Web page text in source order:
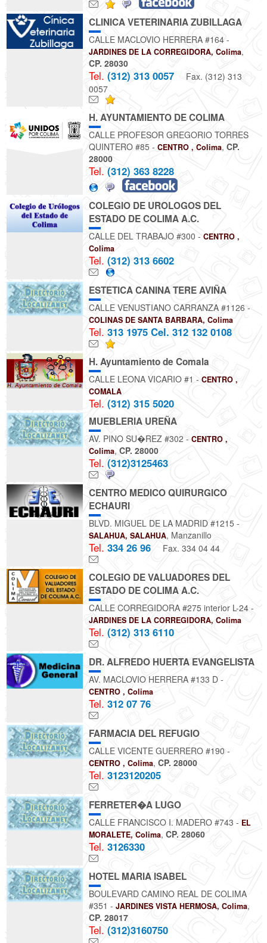
CLINICA VETERINARIA ZUBILLAGA
CALLE MACLOVIO HERRERA #164 -
JARDINES DE LA CORREGIDORA, Colima,
CP. 28030
Tel. (312) 313 0057 Fax. (312) 313
0057
H. AYUNTAMIENTO DE COLIMA
CALLE PROFESOR GREGORIO TORRES
QUINTERO #85 - CENTRO , Colima, CP.
28000
Tel. (312) 363 8228
COLEGIO DE UROLOGOS DEL
ESTADO DE COLIMA A.C.
CALLE DEL TRABAJO #300 - CENTRO ,
Colima
Tel. (312) 313 6602
ESTETICA CANINA TERE AVIÑA
CALLE VENUSTIANO CARRANZA #1126 -
COLINAS DE SANTA BARBARA, Colima
Tel. 313 1975 Cel. 312 132 0108
H. Ayuntamiento de Comala
CALLE LEONA VICARIO #1 - CENTRO ,
COMALA
Tel. (312) 315 5020
MUEBLERIA UREÑA
AV. PINO SU�REZ #302 - CENTRO ,
Colima, CP. 28000
Tel. (312)3125463
CENTRO MEDICO QUIRURGICO
ECHAURI
BLVD. MIGUEL DE LA MADRID #1215 -
SALAHUA, SALAHUA, Manzanillo
Tel. 334 26 96 Fax. 334 04 44
COLEGIO DE VALUADORES DEL
ESTADO DE COLIMA A.C.
CALLE CORREGIDORA #275 interior L-24 -
JARDINES DE LA CORREGIDORA, Colima
Tel. (312) 313 6110
DR. ALFREDO HUERTA EVANGELISTA
AV. MACLOVIO HERRERA #133 D -
CENTRO , Colima
Tel. 312 07 76
FARMACIA DEL REFUGIO
CALLE VICENTE GUERRERO #190 -
CENTRO , Colima, CP. 28000
Tel. 3123120205
FERRETER�A LUGO
CALLE FRANCISCO I. MADERO #743 - EL
MORALETE, Colima, CP. 28060
Tel. 3126330
HOTEL MARIA ISABEL
BOULEVARD CAMINO REAL DE COLIMA
#351 - JARDINES VISTA HERMOSA, Colima,
CP. 28017
Tel. (312)3160750